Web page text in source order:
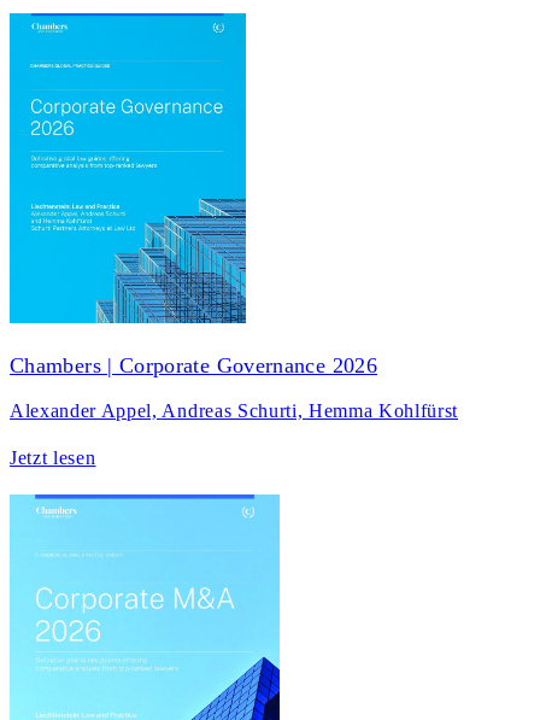
Chambers | Corporate Governance 2026
Alexander Appel, Andreas Schurti, Hemma Kohlfürst
Jetzt lesen